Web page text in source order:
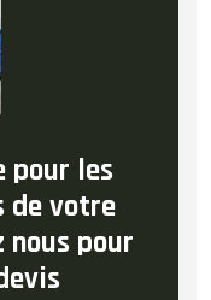
pour les
de votre
nous pour